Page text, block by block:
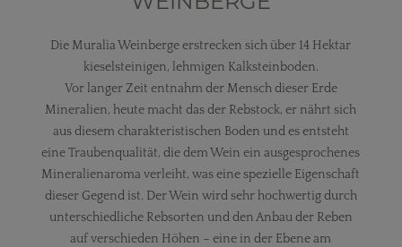
Die Muralia Weinberge erstrecken sich über 14 Hektar
kieselsteinigen, lehmigen Kalksteinboden.
Vor langer Zeit entnahm der Mensch dieser Erde
Mineralien, heute macht das der Rebstock, er nährt sich
aus diesem charakteristischen Boden und es entsteht
eine Traubenqualität, die dem Wein ein ausgesprochenes
Mineralienaroma verleiht, was eine spezielle Eigenschaft
dieser Gegend ist. Der Wein wird sehr hochwertig durch
unterschiedliche Rebsorten und den Anbau der Reben
auf verschieden Höhen – eine in der Ebene am